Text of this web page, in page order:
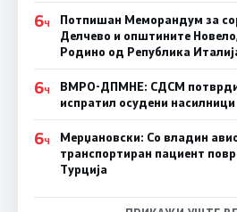
6Ч
Потпишан Меморандум за
Делчево и општините
Родино од Република
6Ч
ВМРО-ДПМНЕ: СДСM
испратил осудени насилници
6Ч
Мерџановски: Со владин
транспортиран пациент
Турција